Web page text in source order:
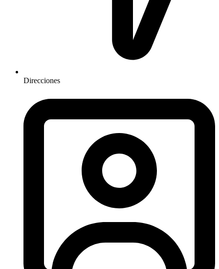
Direcciones